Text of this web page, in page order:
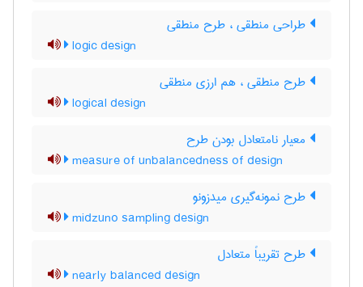
طراحی منطقی ، طرح منطقی
logic design
طرح منطقی ، هم ارزی منطقی
logical design
معیار نامتعادل بودن طرح
measure of unbalancedness of design
طرح نمونه‌گیری میدزونو
midzuno sampling design
طرح تقریباً متعادل
nearly balanced design